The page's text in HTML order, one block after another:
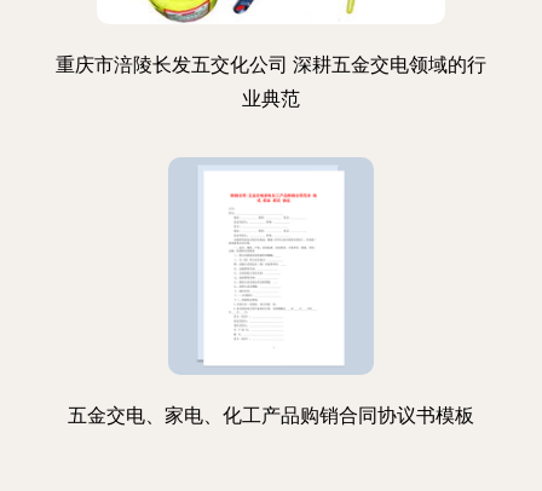
重庆市涪陵长发五交化公司 深耕五金交电领域的行
业典范
五金交电、家电、化工产品购销合同协议书模板